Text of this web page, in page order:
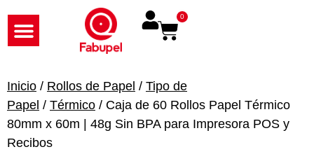
0
Inicio / Rollos de Papel / Tipo de
Papel / Térmico / Caja de 60 Rollos Papel Térmico
80mm x 60m | 48g Sin BPA para Impresora POS y
Recibos